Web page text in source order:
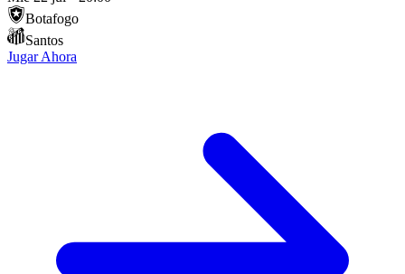
Botafogo
Santos
Jugar Ahora